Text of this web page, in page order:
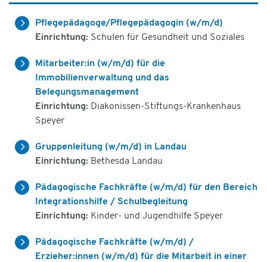
Pflegepädagoge/Pflegepädagogin (w/m/d)
Einrichtung: Schulen für Gesundheit und Soziales
Mitarbeiter:in (w/m/d) für die
Immobilienverwaltung und das
Belegungsmanagement
Einrichtung: Diakonissen-Stiftungs-Krankenhaus
Speyer
Gruppenleitung (w/m/d) in Landau
Einrichtung: Bethesda Landau
Pädagogische Fachkräfte (w/m/d) für den Bereich
Integrationshilfe / Schulbegleitung
Einrichtung: Kinder- und Jugendhilfe Speyer
Pädagogische Fachkräfte (w/m/d) /
Erzieher:innen (w/m/d) für die Mitarbeit in einer